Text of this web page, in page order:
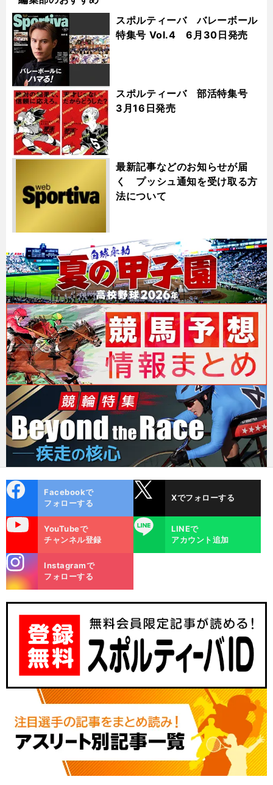
スポルティーバ バレーボール
特集号 Vol.4 6月30日発売
スポルティーバ 部活特集号
3月16日発売
最新記事などのお知らせが届
く プッシュ通知を受け取る方
法について
ok
Facebookで
フォローする
Xでフォローする
YouTubeで
チャンネル登録
LINE
LINEで
アカウント追加
m
Instagramで
フォローする